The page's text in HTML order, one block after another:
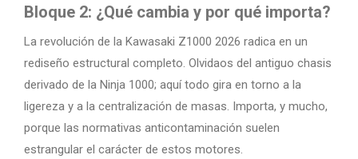
Bloque 2: ¿Qué cambia y por qué importa?
La revolución de la Kawasaki Z1000 2026 radica en un
rediseño estructural completo. Olvidaos del antiguo chasis
derivado de la Ninja 1000; aquí todo gira en torno a la
ligereza y a la centralización de masas. Importa, y mucho,
porque las normativas anticontaminación suelen
estrangular el carácter de estos motores.